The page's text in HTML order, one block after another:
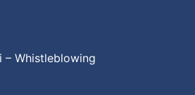
– Whistleblowing